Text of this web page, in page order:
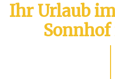
Ihr Urlaub